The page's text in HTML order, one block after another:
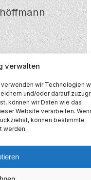
verwalten
wir Technologien
und/oder darauf
können wir Daten wie das
Website verarbeiten.
können bestimmte
werden.